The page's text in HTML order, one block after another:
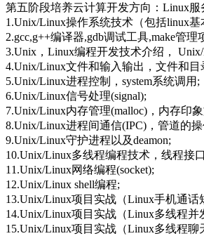
第五阶段培养云计算开发方向：Linux服
1.Unix/Linux操作系统技术（包括linux
2.gcc,g++编译器,gdb调试工具,make管
3.Unix，Linux编程开发技术介绍，
4.Unix/Linux文件和输入输出，文件和目
5.Unix/Linux进程控制，system系统调用;
6.Unix/Linux信号处理(signal);
7.Unix/Linux内存管理(malloc)，内存印
8.Unix/Linux进程间通信(IPC)，管道的
9.Unix/Linux守护进程以及deamon;
10.Unix/Linux多线程编程技术，线程接
11.Unix/Linux网络编程(socket);
12.Unix/Linux shell编程;
13.Unix/Linux项目实战（Linux手机通话
14.Unix/Linux项目实战（Linux多线程并
15.Unix/Linux项目实战（Linux多线程聊